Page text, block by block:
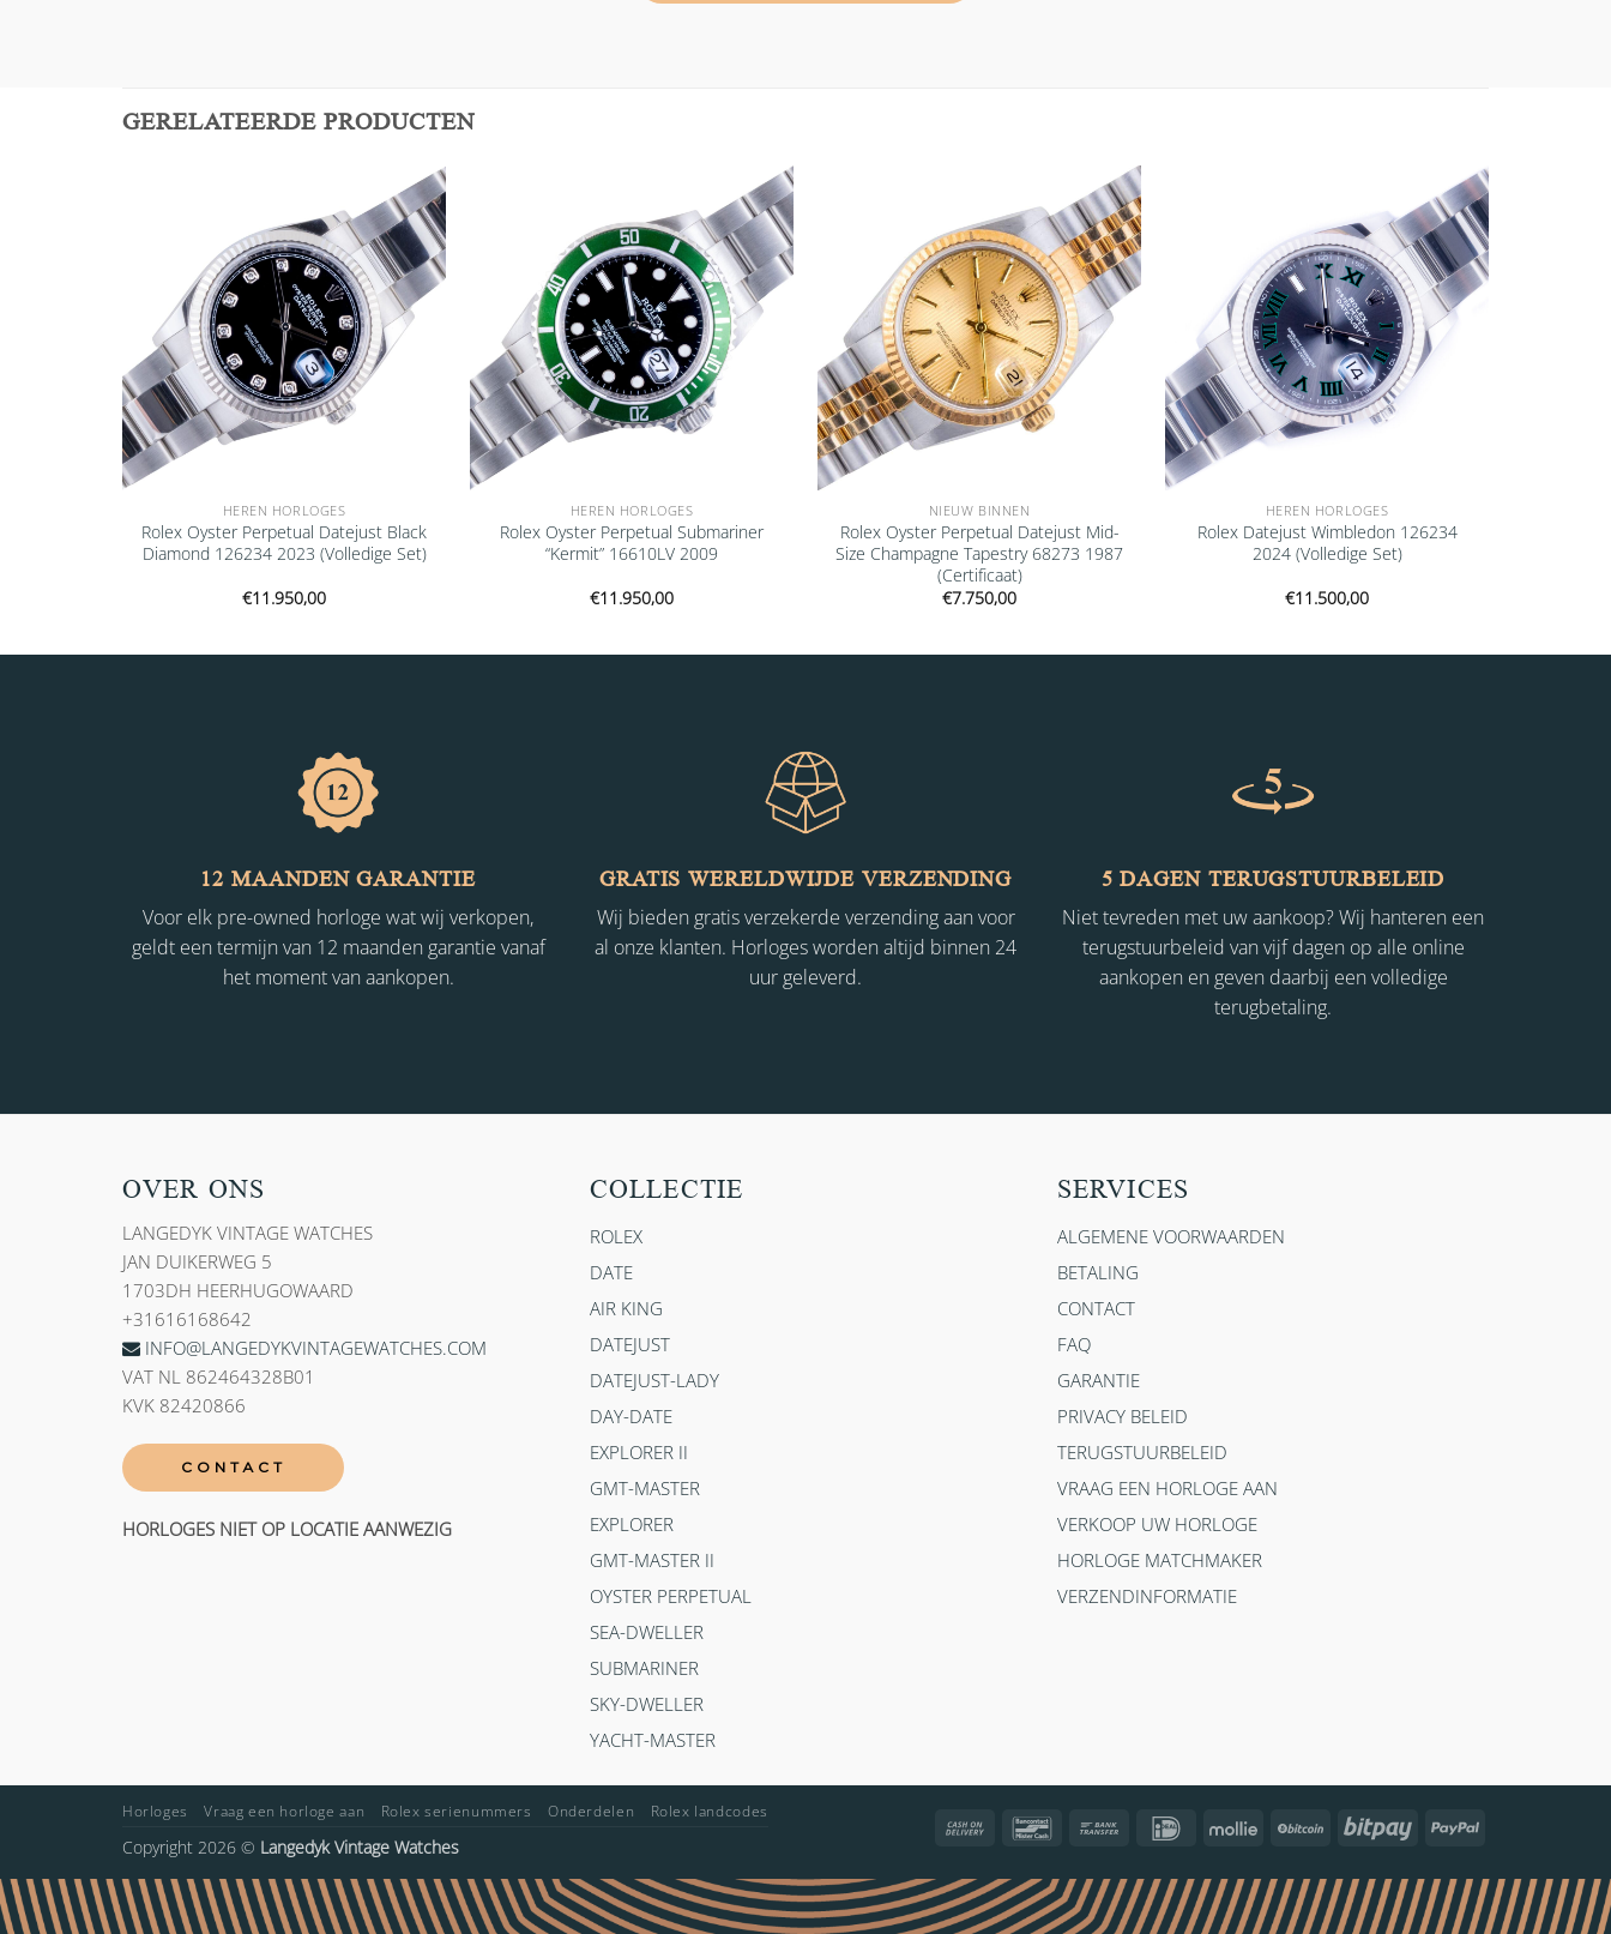
GERELATEERDE PRODUCTEN
Add to
wishlist
HEREN HORLOGES
Rolex Oyster Perpetual Datejust Black
Diamond 126234 2023 (Volledige Set)
€11.950,00
Add to
wishlist
HEREN HORLOGES
Rolex Oyster Perpetual Submariner
“Kermit” 16610LV 2009
€11.950,00
Add to
wishlist
NIEUW BINNEN
Rolex Oyster Perpetual Datejust Mid-
Size Champagne Tapestry 68273 1987
(Certificaat)
€7.750,00
Add to
wishlist
HEREN HORLOGES
Rolex Datejust Wimbledon 126234
2024 (Volledige Set)
€11.500,00
12 MAANDEN GARANTIE
Voor elk pre-owned horloge wat wij verkopen,
geldt een termijn van 12 maanden garantie vanaf
het moment van aankopen.
GRATIS WERELDWIJDE VERZENDING
Wij bieden gratis verzekerde verzending aan voor
al onze klanten. Horloges worden altijd binnen 24
uur geleverd.
5 DAGEN TERUGSTUURBELEID
Niet tevreden met uw aankoop? Wij hanteren een
terugstuurbeleid van vijf dagen op alle online
aankopen en geven daarbij een volledige
terugbetaling.
OVER ONS
LANGEDYK VINTAGE WATCHES
JAN DUIKERWEG 5
1703DH HEERHUGOWAARD
+31616168642
INFO@LANGEDYKVINTAGEWATCHES.COM
VAT NL 862464328B01
KVK 82420866
CONTACT
HORLOGES NIET OP LOCATIE AANWEZIG
COLLECTIE
ROLEX
DATE
AIR KING
DATEJUST
DATEJUST-LADY
DAY-DATE
EXPLORER II
GMT-MASTER
EXPLORER
GMT-MASTER II
OYSTER PERPETUAL
SEA-DWELLER
SUBMARINER
SKY-DWELLER
YACHT-MASTER
SERVICES
ALGEMENE VOORWAARDEN
BETALING
CONTACT
FAQ
GARANTIE
PRIVACY BELEID
TERUGSTUURBELEID
VRAAG EEN HORLOGE AAN
VERKOOP UW HORLOGE
HORLOGE MATCHMAKER
VERZENDINFORMATIE
Cash
Delivery
Bancontact Bank
IDeal Mollie BitCoin Bitpay PayPal
Horloges Vraag een horloge aan Rolex serienummers Onderdelen Rolex landcodes
Copyright 2026 © Langedyk Vintage Watches